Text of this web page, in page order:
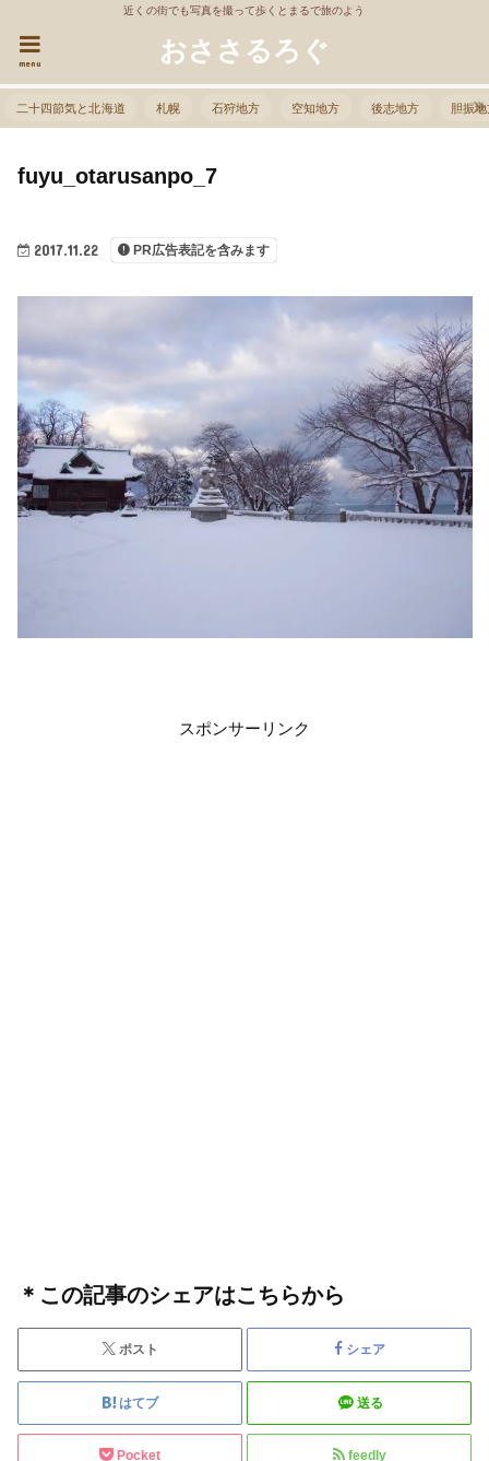
近くの街でも写真を撮って歩くとまるで旅のよう
おささるろぐ
menu
二十四節気と北海道 札幌 石狩地方 空知地方 後志地方 胆振
2017.11.22 PR広告表記を含みます
fuyu_otarusanpo_7
スポンサーリンク
＊この記事のシェアはこちらから
ポスト シェア
はてブ 送る
Pocket feedly